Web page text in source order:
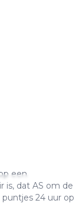
een
is, dat AS om de
24 uur op